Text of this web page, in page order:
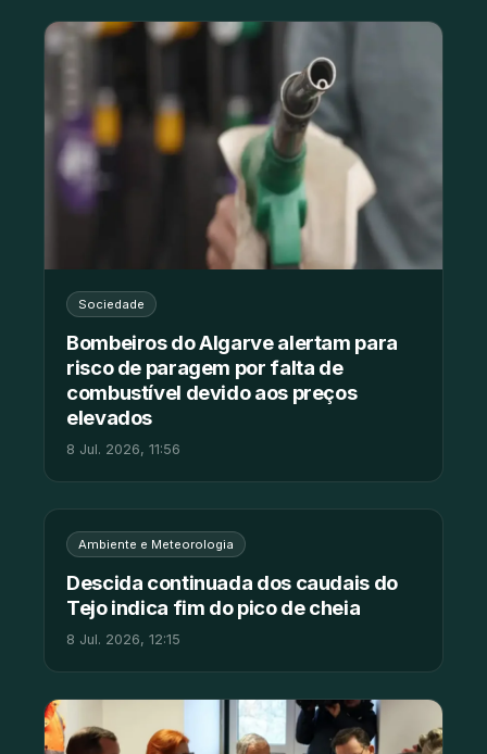
Sociedade
Bombeiros do Algarve alertam para
risco de paragem por falta de
combustível devido aos preços
elevados
8 Jul. 2026, 11:56
Ambiente e Meteorologia
Descida continuada dos caudais do
Tejo indica fim do pico de cheia
8 Jul. 2026, 12:15